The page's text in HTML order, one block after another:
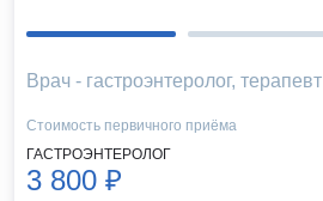
Врач - гастроэнтеролог, терапевт
Стоимость первичного приёма
ГАСТРОЭНТЕРОЛОГ
3 800 ₽